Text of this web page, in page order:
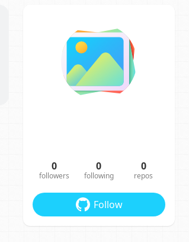
0
followers
0
following
0
repos
Follow